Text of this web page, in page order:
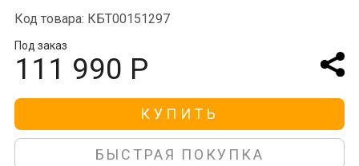
Код товара: КБТ00151297
Под заказ
111 990 Р
КУПИТЬ
БЫСТРАЯ ПОКУПКА